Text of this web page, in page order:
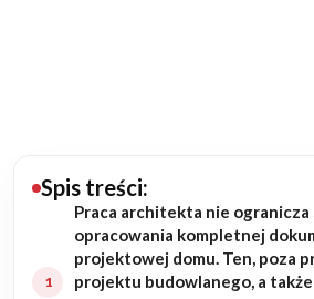
Budowa domu
Rezydencje
Spis treści:
Praca architekta nie ogranicza
opracowania kompletnej
projektowej domu. Ten, poza
projektu budowlanego, a